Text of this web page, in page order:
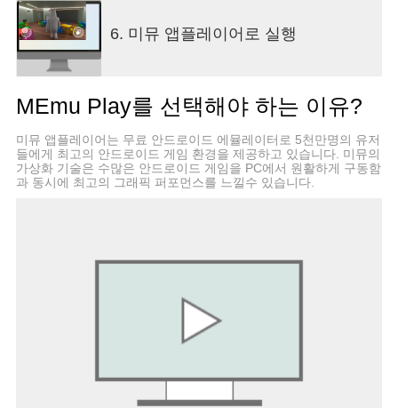
6. 미뮤 앱플레이어로 실행
MEmu Play를 선택해야 하는 이유?
미뮤 앱플레이어는 무료 안드로이드 에뮬레이터로 5천만명의 유저
들에게 최고의 안드로이드 게임 환경을 제공하고 있습니다. 미뮤의
가상화 기술은 수많은 안드로이드 게임을 PC에서 원활하게 구동함
과 동시에 최고의 그래픽 퍼포먼스를 느낄수 있습니다.